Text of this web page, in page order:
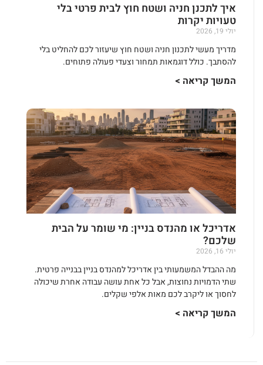
איך לתכנן חניה ושטח חוץ לבית פרטי בלי
טעויות יקרות
יולי 19, 2026
מדריך מעשי לתכנון חניה ושטח חוץ שיעזור לכם להחליט בלי
להסתבך. כולל דוגמאות תמחור וצעדי פעולה פתוחים.
המשך קריאה >
אדריכל או מהנדס בניין: מי שומר על הבית
שלכם?
יולי 16, 2026
מה ההבדל המשמעותי בין אדריכל למהנדס בניין בבנייה פרטית.
שתי הדמויות נחוצות, אבל כל אחת עושה עבודה אחרת שיכולה
לחסוך או ליקרב לכם מאות אלפי שקלים.
המשך קריאה >